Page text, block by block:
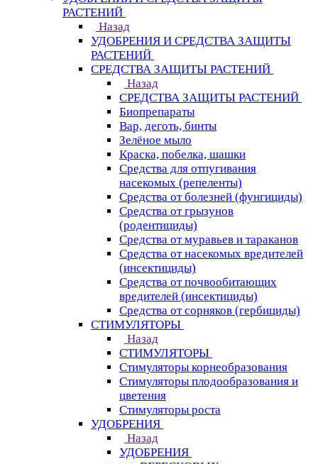
РАСТЕНИЙ
Назад
УДОБРЕНИЯ И СРЕДСТВА ЗАЩИТЫ
РАСТЕНИЙ
СРЕДСТВА ЗАЩИТЫ РАСТЕНИЙ
Назад
СРЕДСТВА ЗАЩИТЫ РАСТЕНИЙ
Биопрепараты
Вар, деготь, бинты
Зелёное мыло
Краска, побелка, шашки
Средства для отпугивания
насекомых (репеленты)
Средства от болезней (фунгициды)
Средства от грызунов
(родентициды)
Средства от муравьев и тараканов
Средства от насекомых вредителей
(инсектициды)
Средства от почвообитающих
вредителей (инсектициды)
Средства от сорняков (гербициды)
СТИМУЛЯТОРЫ
Назад
СТИМУЛЯТОРЫ
Стимуляторы корнеобразования
Стимуляторы плодообразования и
цветения
Стимуляторы роста
УДОБРЕНИЯ
Назад
УДОБРЕНИЯ